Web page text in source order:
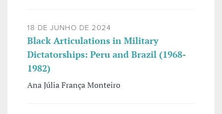
18 DE JUNHO DE 2024
Black Articulations in Military
Dictatorships: Peru and Brazil (1968-
1982)
Ana Júlia França Monteiro